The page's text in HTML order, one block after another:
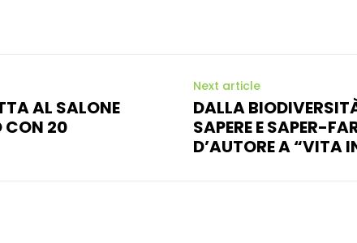
AL SALONE
CON 20
Next article
DALLA
SAPERE E SAPER-
D’AUTORE A “VITA